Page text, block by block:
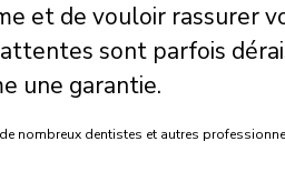
et de vouloir rassurer
sont parfois
une garantie.
nombreux dentistes et autres